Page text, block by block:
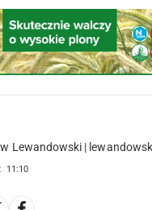
Lewandowski |
11:10